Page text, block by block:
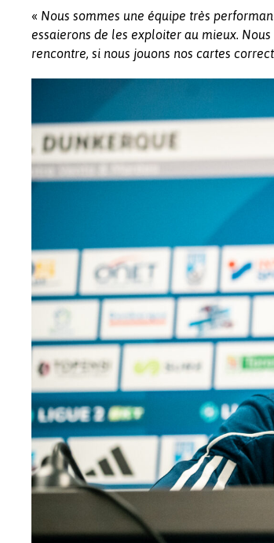
« Nous sommes une équipe très
essaierons de les exploiter au mieux.
rencontre, si nous jouons nos cartes